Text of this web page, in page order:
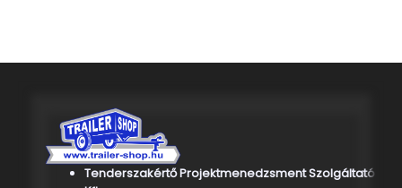
Tenderszakértő Projektmenedzsment Szolgáltató